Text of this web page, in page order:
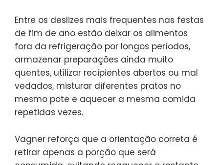
Entre os deslizes mais frequentes nas festas
de fim de ano estão deixar os alimentos
fora da refrigeração por longos períodos,
armazenar preparações ainda muito
quentes, utilizar recipientes abertos ou mal
vedados, misturar diferentes pratos no
mesmo pote e aquecer a mesma comida
repetidas vezes.
Vagner reforça que a orientação correta é
retirar apenas a porção que será